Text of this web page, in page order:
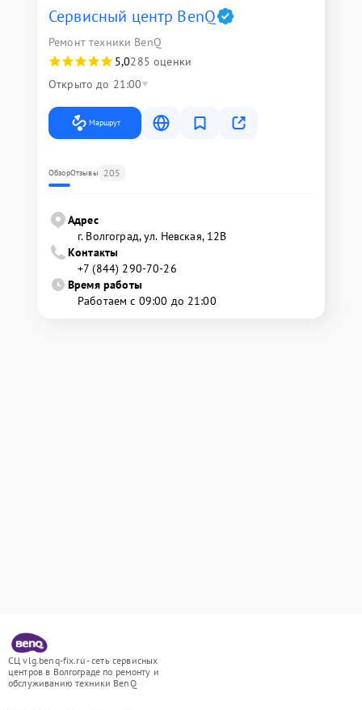
Сервисный центр BenQ
Ремонт техники BenQ
5,0285 оценки
Открыто до 21:00
Маршрут
ОбзорОтзывы 205
Адрес
г. Волгоград, ул. Невская, 12В
Контакты
+7 (844) 290-70-26
Время работы
Работаем с 09:00 до 21:00
СЦ vlg.benq-fix.ru - сеть сервисных
центров в Волгограде по ремонту и
обслуживанию техники BenQ